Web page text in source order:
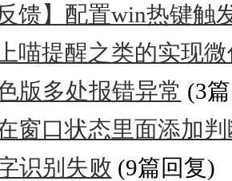
馈】配置win热键触
喵提醒之类的实现
版多处报错异常 (3
窗口状态里面添加
识别失败 (9篇回复)